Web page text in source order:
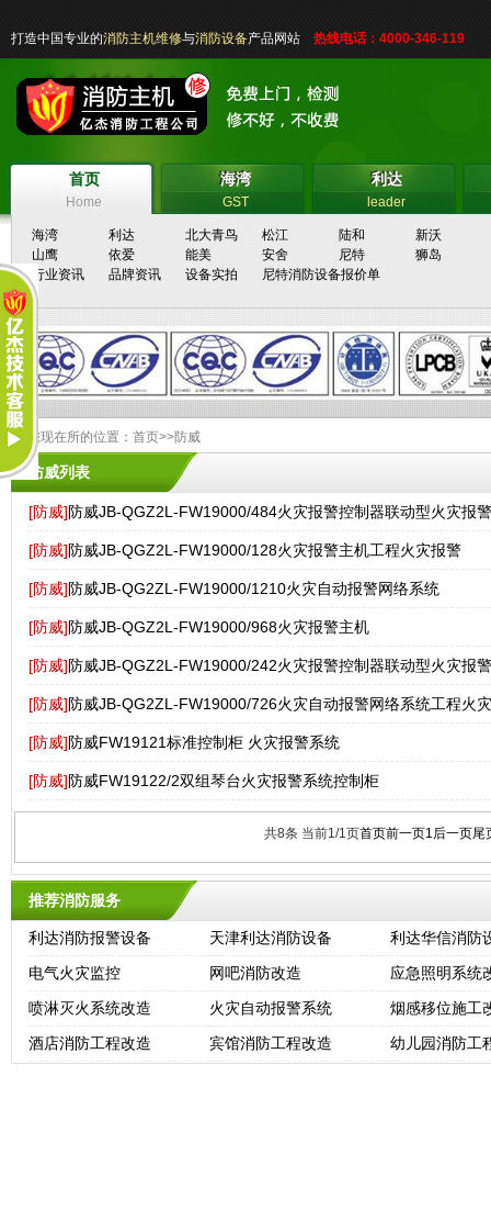
打造中国专业的消防主机维修与消防设备产品网站 热线电话：4000-346-119
首页 海湾 利达
首页
Home
海湾
GST
利达
leader
海湾 利达 北大青鸟 松江 陆和
新沃
山鹰
依爱 能美 安舍 尼特
狮岛
行业资讯
品牌资讯 设备实拍 尼特消防设备报价单
您现在所的位置： 首页>>防威
防威列表
[防威]防威JB-QGZ2L-FW19000/484火灾报警控制器联动型火灾报
[防威]防威JB-QGZ2L-FW19000/128火灾报警主机工程火灾报警
[防威]防威JB-QG2ZL-FW19000/1210火灾自动报警网络系统
[防威]防威JB-QGZ2L-FW19000/968火灾报警主机
[防威]防威JB-QGZ2L-FW19000/242火灾报警控制器联动型火灾报
[防威]防威JB-QG2ZL-FW19000/726火灾自动报警网络系统工程火
[防威]防威FW19121标准控制柜 火灾报警系统
[防威]防威FW19122/2双组琴台火灾报警系统控制柜
共8条 当前1/1页首页前一页1后一页尾
推荐消防服务
利达消防报警设备 天津利达消防设备
利达华信消防
电气火灾监控
网吧消防改造
应急照明系统
喷淋灭火系统改造
火灾自动报警系统
烟感移位施工
酒店消防工程改造
宾馆消防工程改造 幼儿园消防工